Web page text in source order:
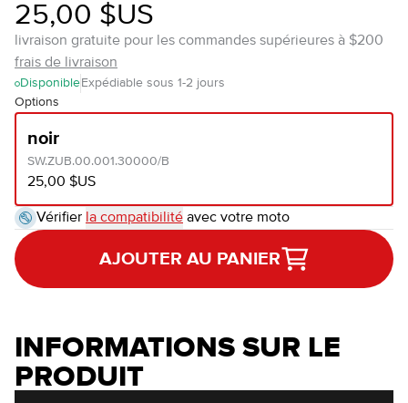
25,00 $US
livraison gratuite pour les commandes supérieures à $200
frais de livraison
Disponible Expédiable sous 1-2 jours
Options
noir
SW.ZUB.00.001.30000/B
25,00 $US
Vérifier la compatibilité avec votre moto
AJOUTER AU PANIER
INFORMATIONS SUR LE
PRODUIT